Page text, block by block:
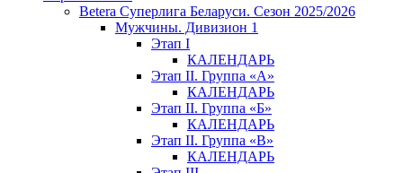
Betera Суперлига Беларуси. Сезон 2025/2026
Мужчины. Дивизион 1
Этап I
КАЛЕНДАРЬ
Этап II. Группа «А»
КАЛЕНДАРЬ
Этап II. Группа «Б»
КАЛЕНДАРЬ
Этап II. Группа «В»
КАЛЕНДАРЬ